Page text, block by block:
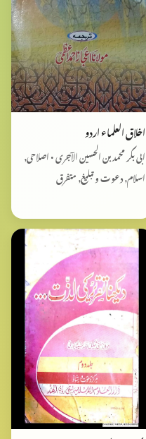
اخلاق العلماء اردو
ابی بکر محمد بن الحسین الآجری • اصلاحی,
اسلام, دعوت و تبلیغ, متفرق